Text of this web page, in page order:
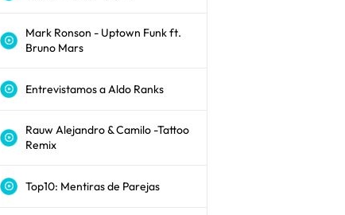
Mark Ronson - Uptown Funk ft.
Bruno Mars
Entrevistamos a Aldo Ranks
Rauw Alejandro & Camilo -Tattoo
Remix
Top10: Mentiras de Parejas